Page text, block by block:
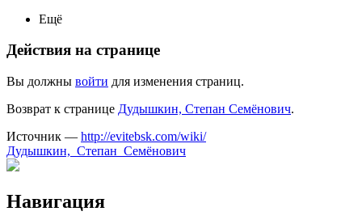
Ещё
Действия на странице
Вы должны войти для изменения страниц.
Возврат к странице Дудышкин, Степан Семёнович.
Источник — http://evitebsk.com/wiki/
Дудышкин,_Степан_Семёнович
Навигация